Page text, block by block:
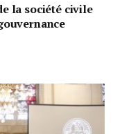
la société civile